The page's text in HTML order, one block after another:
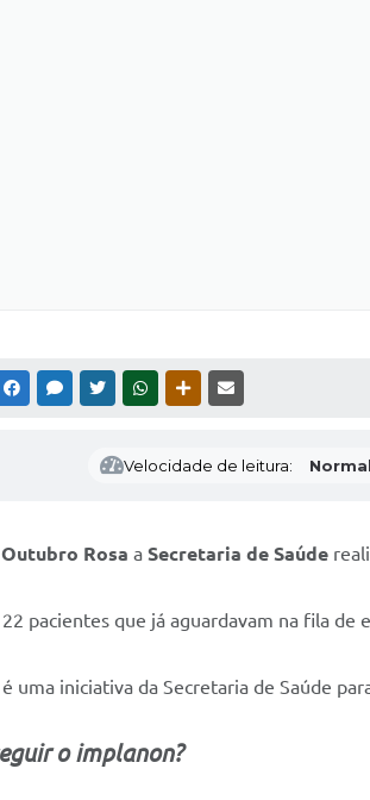
FACEBOOKMESSENGER
TWITTERWHATSAPPOUTRAS MÍDIAS
Velocidade de leitura:
Outubro Rosa a Secretaria de Saúde
pacientes que já aguardavam na fila de
é uma iniciativa da Secretaria de Saúde
o implanon?